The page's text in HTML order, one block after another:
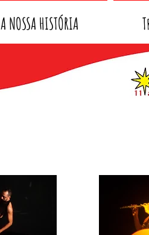
A NOSSA HISTÓRIA